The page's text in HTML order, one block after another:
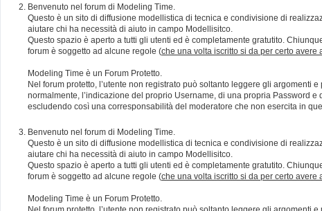
Benvenuto nel forum di Modeling Time.
Questo è un sito di diffusione modellistica di tecnica e condivisione di
aiutare chi ha necessità di aiuto in campo Modellisitco.
Questo spazio è aperto a tutti gli utenti ed è completamente gratutito.
forum è soggetto ad alcune regole (che una volta iscritto si da per certo avere
Modeling Time è un Forum Protetto.
Nel forum protetto, l’utente non registrato può soltanto leggere gli
normalmente, l’indicazione del proprio Username, di una propria Password
escludendo così una corresponsabilità del moderatore che non esercita in
Benvenuto nel forum di Modeling Time.
Questo è un sito di diffusione modellistica di tecnica e condivisione di
aiutare chi ha necessità di aiuto in campo Modellisitco.
Questo spazio è aperto a tutti gli utenti ed è completamente gratutito.
forum è soggetto ad alcune regole (che una volta iscritto si da per certo avere
Modeling Time è un Forum Protetto.